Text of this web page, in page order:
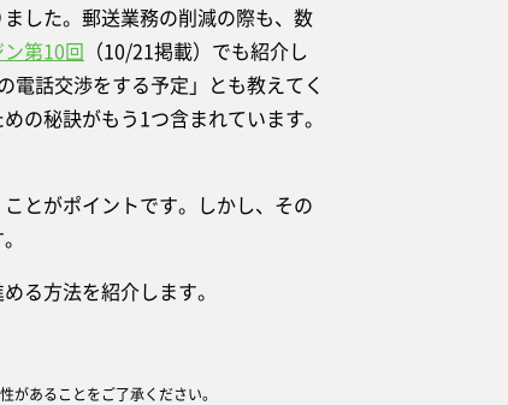
した。郵送業務の削減の際も、数
第10回 （10/21掲載）でも紹介し
電話交渉をする予定」とも教えてく
の秘訣がもう1つ含まれています。
とがポイントです。しかし、その
る方法を紹介します。
あることをご了承ください。